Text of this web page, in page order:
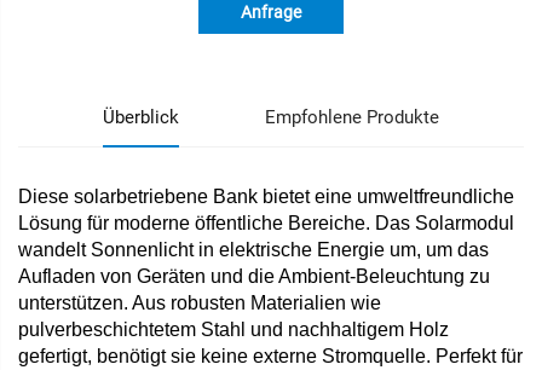
Anfrage
Überblick Empfohlene Produkte
Diese solarbetriebene Bank bietet eine umweltfreundliche
Lösung für moderne öffentliche Bereiche. Das Solarmodul
wandelt Sonnenlicht in elektrische Energie um, um das
Aufladen von Geräten und die Ambient-Beleuchtung zu
unterstützen. Aus robusten Materialien wie
pulverbeschichtetem Stahl und nachhaltigem Holz
gefertigt, benötigt sie keine externe Stromquelle. Perfekt für